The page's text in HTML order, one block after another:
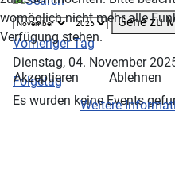
Gehe zu
Vorheriger Tag
Dienstag, 04. November
Folgetag
Es wurden keine Events
womöglich nicht mehr alle
Verfügung stehen.
Akzeptieren
Ablehnen
Weitere